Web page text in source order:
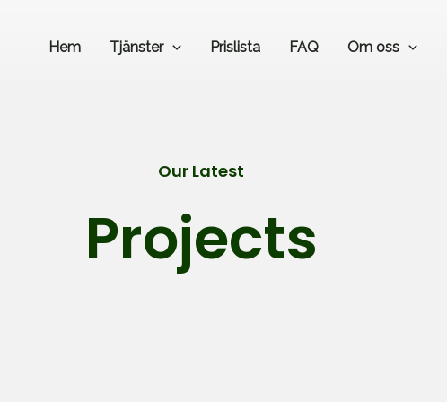
Hem Tjänster Prislista FAQ Om oss
Our Latest​
Projects​